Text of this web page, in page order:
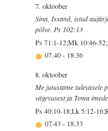
7. oktoober
Sina, Issand, istud
põlve. Ps 102:13
Ps 71:1-12;Mk 10:46-
07.40- 18.36
8. oktoober
Me jutustame tulevasele
vägevusest ja Tema
Ps 40:10-18;Lk 5:12-
07.43 - 18.33